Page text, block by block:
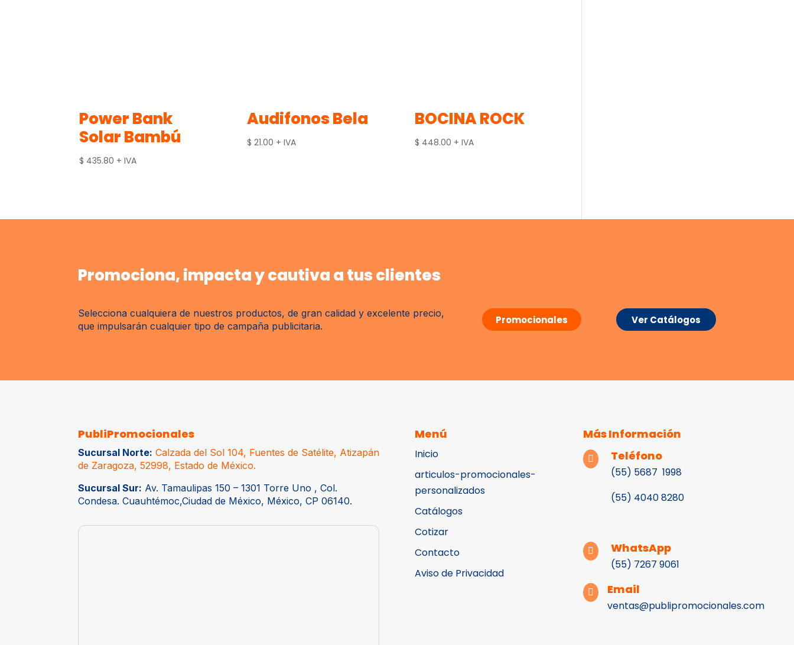
Power Bank
Solar Bambú
$ 435.80 + IVA
Audifonos Bela
$ 21.00 + IVA
BOCINA ROCK
$ 448.00 + IVA
Promociona, impacta y cautiva a tus clientes
Selecciona cualquiera de nuestros productos, de gran calidad y excelente precio,
que impulsarán cualquier tipo de campaña publicitaria.
Promocionales Ver Catálogos
PubliPromocionales
Sucursal Norte: Calzada del Sol 104, Fuentes de Satélite, Atizapán
de Zaragoza, 52998, Estado de México.
Sucursal Sur: Av. Tamaulipas 150 – 1301 Torre Uno , Col.
Condesa. Cuauhtémoc,Ciudad de México, México, CP 06140.
Menú
Inicio
articulos-promocionales-
personalizados
Catálogos
Cotizar
Contacto
Aviso de Privacidad
Más Información
 Teléfono
(55) 5687 1998
(55) 4040 8280
 WhatsApp
(55) 7267 9061
 Email
ventas@publipromocionales.com